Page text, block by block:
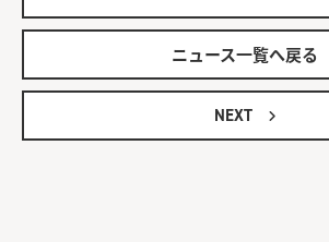
ニュース一覧へ戻る
NEXT